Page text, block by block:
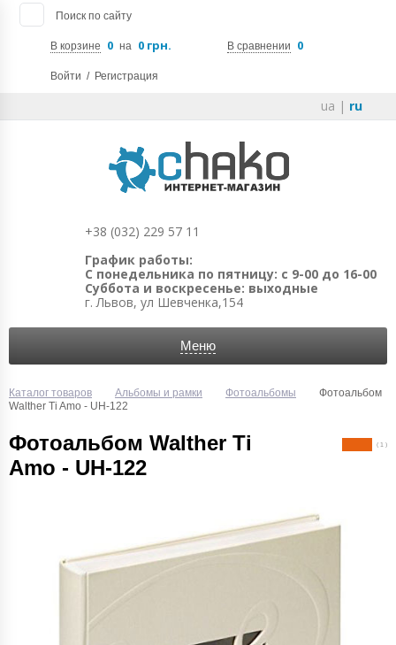
Поиск по сайту
В корзине 0 на 0 грн. В сравнении 0
Войти / Регистрация
ua | ru
+38 (032) 229 57 11
График работы:
С понедельника по пятницу: с 9-00 до 16-00
Суббота и воскресенье: выходные
г. Львов, ул Шевченка,154
Меню
Каталог товаров Альбомы и рамки Фотоальбомы
Фотоальбом
Walther Ti Amo - UH-122
Фотоальбом Walther Ti
Amo - UH-122
( 1 )